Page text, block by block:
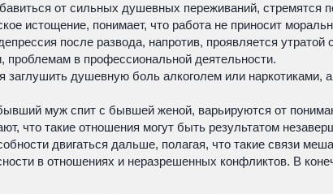
от сильных душевных переживаний,
истощение, понимает, что работа не приносит
после развода, напротив, проявляется
проблемам в профессиональной деятельности.
заглушить душевную боль алкоголем или
муж спит с бывшей женой, варьируются от
что такие отношения могут быть результатом
двигаться дальше, полагая, что такие связи
в отношениях и неразрешенных конфликтов. В